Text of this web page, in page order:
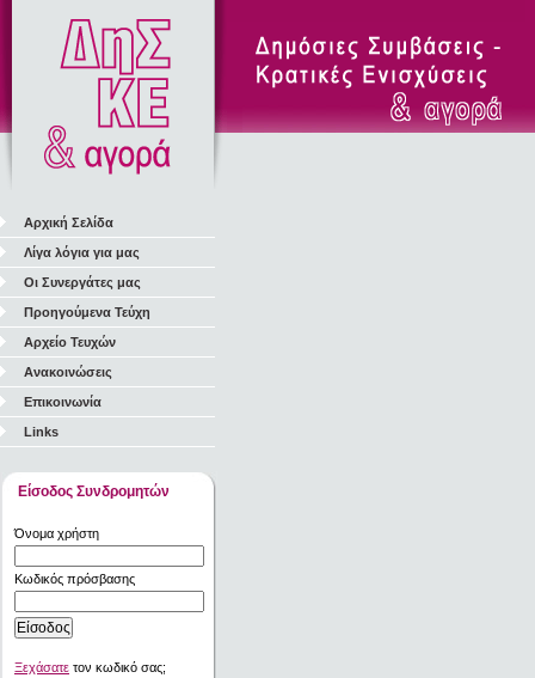
Αρχική Σελίδα
Λίγα λόγια για μας
Οι Συνεργάτες μας
Προηγούμενα Τεύχη
Αρχείο Τευχών
Ανακοινώσεις
Επικοινωνία
Links
Είσοδος Συνδρομητών
Όνομα χρήστη
Κωδικός πρόσβασης
Ξεχάσατε τον κωδικό σας;